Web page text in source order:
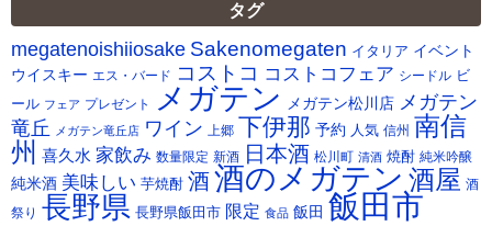
カ
イ
ブ
タグ
megatenoishiiosake Sakenomegaten イタリア イベント
ウイスキー エス・バード コストコ コストコフェア シードル ビ
ール フェア プレゼント メガテン メガテン松川店 メガテン
竜丘
メガテン竜丘店 ワイン 上郷 下伊那 予約 人気 信州 南信
州 喜久水 家飲み 数量限定 新酒 日本酒 松川町 清酒 焼酎 純米吟醸
純米酒 美味しい 芋焼酎 酒酒のメガテン 酒屋 酒
祭り 長野県 長野県飯田市 限定 食品 飯田 飯田市